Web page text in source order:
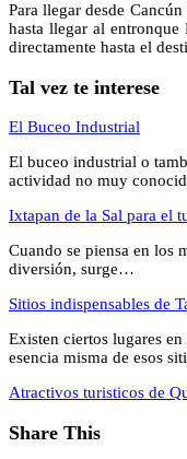
Para llegar desde
hasta llegar al
directamente hasta el
Tal vez te interese
El Buceo Industrial
El buceo industrial o
actividad no muy
Ixtapan de la Sal para el
Cuando se piensa en los
diversión, surge…
Sitios indispensables de
Existen ciertos lugares
esencia misma de esos
Atractivos turisticos de
Share This